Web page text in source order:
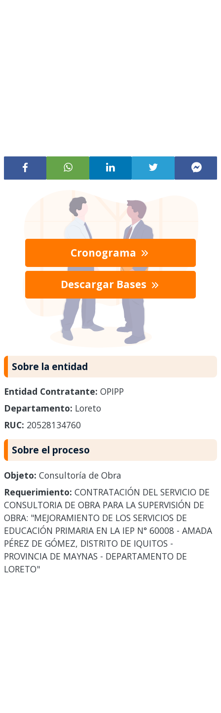
Cronograma
Descargar Bases
Sobre la entidad
Entidad Contratante: OPIPP
Departamento: Loreto
RUC: 20528134760
Sobre el proceso
Objeto: Consultoría de Obra
Requerimiento: CONTRATACIÓN DEL SERVICIO DE
CONSULTORIA DE OBRA PARA LA SUPERVISIÓN DE
OBRA: "MEJORAMIENTO DE LOS SERVICIOS DE
EDUCACIÓN PRIMARIA EN LA IEP N° 60008 - AMADA
PÉREZ DE GÓMEZ, DISTRITO DE IQUITOS -
PROVINCIA DE MAYNAS - DEPARTAMENTO DE
LORETO"